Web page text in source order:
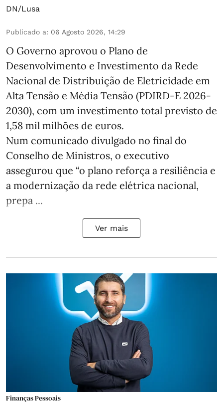
DN/Lusa
Publicado a: 06 Agosto 2026, 14:29
O Governo aprovou o Plano de
Desenvolvimento e Investimento da Rede
Nacional de Distribuição de Eletricidade em
Alta Tensão e Média Tensão (PDIRD-E 2026-
2030), com um investimento total previsto de
1,58 mil milhões de euros.
Num comunicado divulgado no final do
Conselho de Ministros, o executivo
assegurou que “o plano reforça a resiliência e
a modernização da rede elétrica nacional,
prepa ...
Ver mais
Finanças Pessoais